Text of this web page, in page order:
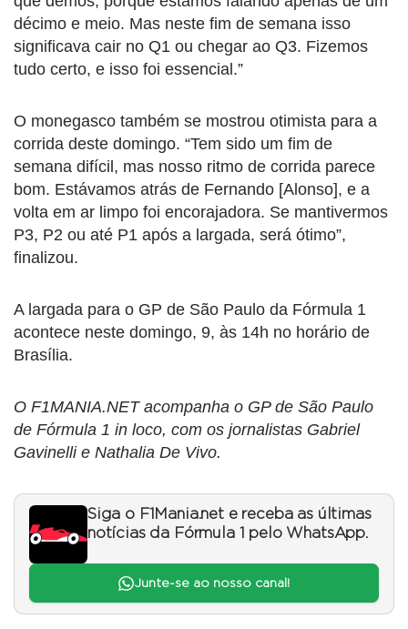
décimo e meio. Mas neste fim de semana isso
significava cair no Q1 ou chegar ao Q3. Fizemos
tudo certo, e isso foi essencial.”
O monegasco também se mostrou otimista para a
corrida deste domingo. “Tem sido um fim de
semana difícil, mas nosso ritmo de corrida parece
bom. Estávamos atrás de Fernando [Alonso], e a
volta em ar limpo foi encorajadora. Se mantivermos
P3, P2 ou até P1 após a largada, será ótimo”,
finalizou.
A largada para o GP de São Paulo da Fórmula 1
acontece neste domingo, 9, às 14h no horário de
Brasília.
O F1MANIA.NET acompanha o GP de São Paulo
de Fórmula 1 in loco, com os jornalistas Gabriel
Gavinelli e Nathalia De Vivo.
Siga o F1Mania.net e receba as últimas
notícias da Fórmula 1 pelo WhatsApp.
Junte-se ao nosso canal!